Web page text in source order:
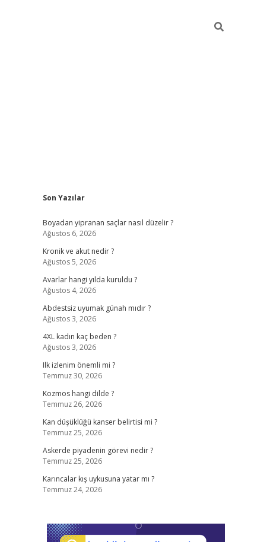
Sidebar
Son Yazılar
Boyadan yipranan saçlar nasıl düzelir ?
Ağustos 6, 2026
Kronik ve akut nedir ?
Ağustos 5, 2026
Avarlar hangi yılda kuruldu ?
Ağustos 4, 2026
Abdestsiz uyumak günah mıdır ?
Ağustos 3, 2026
4XL kadın kaç beden ?
Ağustos 3, 2026
Ilk izlenim önemli mi ?
Temmuz 30, 2026
Kozmos hangi dilde ?
Temmuz 26, 2026
Kan düşüklüğü kanser belirtisi mi ?
Temmuz 25, 2026
Askerde piyadenin görevi nedir ?
Temmuz 25, 2026
Karıncalar kış uykusuna yatar mı ?
Temmuz 24, 2026